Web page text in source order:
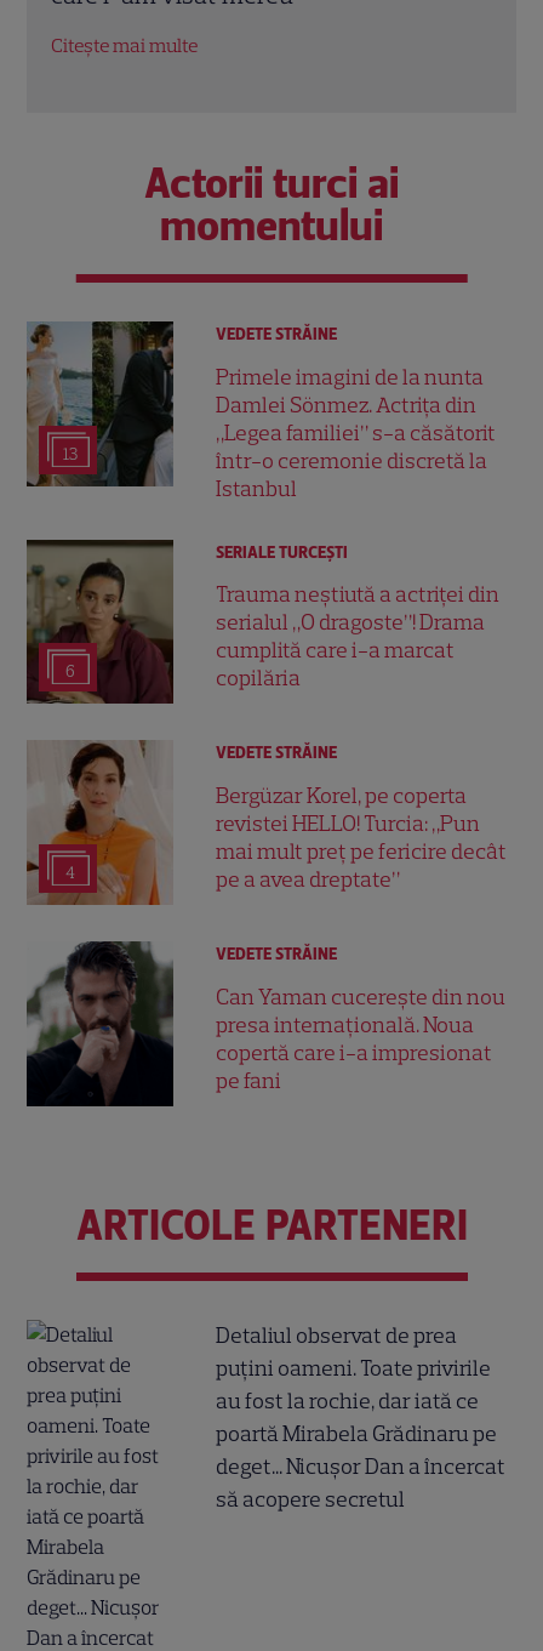
Actorii turci ai
momentului
13
VEDETE STRĂINE
Primele imagini de la nunta
Damlei Sönmez. Actrița din
„Legea familiei” s-a căsătorit
într-o ceremonie discretă la
Istanbul
6
SERIALE TURCEŞTI
Trauma neștiută a actriței din
serialul „O dragoste”! Drama
cumplită care i-a marcat
copilăria
4
VEDETE STRĂINE
Bergüzar Korel, pe coperta
revistei HELLO! Turcia: „Pun
mai mult preț pe fericire decât
pe a avea dreptate”
VEDETE STRĂINE
Can Yaman cucerește din nou
presa internațională. Noua
copertă care i-a impresionat
pe fani
ARTICOLE PARTENERI
Detaliul observat de prea
puțini oameni. Toate privirile
au fost la rochie, dar iată ce
poartă Mirabela Grădinaru pe
deget... Nicușor Dan a încercat
să acopere secretul